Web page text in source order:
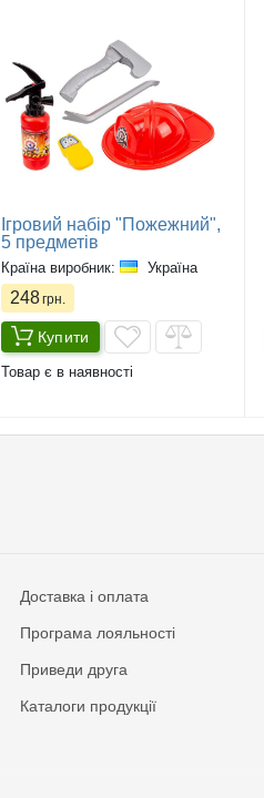
Ігровий набір "Пожежний",
5 предметів
Країна виробник: Україна
248грн.
Купити
Товар є в наявності
Доставка і оплата
Програма лояльності
Приведи друга
Каталоги продукції